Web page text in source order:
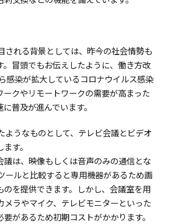
される背景としては、昨今の社会情勢も
。冒頭でもお伝えしたように、働き方改
感染が拡大しているコロナウイルス感染
クやリモートワークの需要が高まった
普及が進んでいます。
ようなものとして、テレビ会議とビデオ
す。
議は、映像もしくは音声のみの通信とな
ールと比較すると専用機器があるため画
のを提供できます。しかし、会議室を用
メラやマイク、テレビモニターといった
があるため初期コストがかかります。